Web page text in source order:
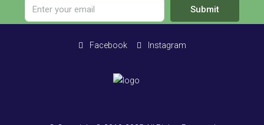
Submit
Facebook Instagram